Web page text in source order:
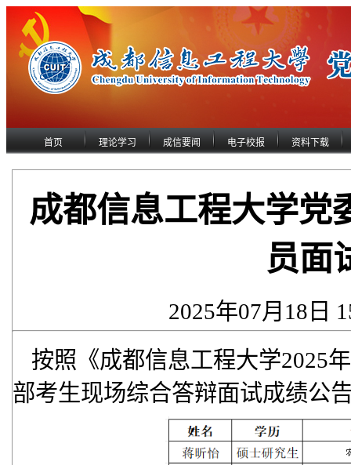
首页 理论学习 成信要闻 电子校报 资料下载
成都信息工程大学党
员面
2025年07月18日
按照《成都信息工程大学2025
部考生现场综合答辩面试成绩公